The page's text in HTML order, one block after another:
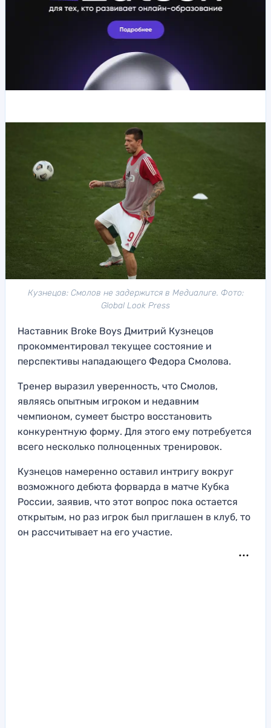
Кузнецов: Смолов не задержится в Медиалиге. Фото:
Global Look Press
Наставник Broke Boys Дмитрий Кузнецов
прокомментировал текущее состояние и
перспективы нападающего Федора Смолова.
Тренер выразил уверенность, что Смолов,
являясь опытным игроком и недавним
чемпионом, сумеет быстро восстановить
конкурентную форму. Для этого ему потребуется
всего несколько полноценных тренировок.
Кузнецов намеренно оставил интригу вокруг
возможного дебюта форварда в матче Кубка
России, заявив, что этот вопрос пока остается
открытым, но раз игрок был приглашен в клуб, то
он рассчитывает на его участие.